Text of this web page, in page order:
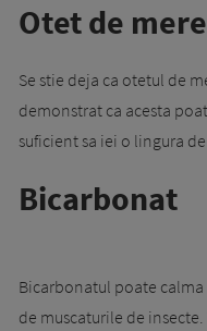
Otet de mere
Se stie deja ca otetul de
demonstrat ca acesta
suficient sa iei o lingura
Bicarbonat
Bicarbonatul poate
de muscaturile de